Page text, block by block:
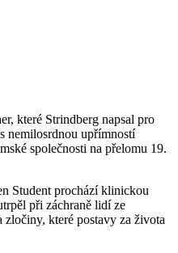
které Strindberg napsal pro
nemilosrdnou upřímností
společnosti na přelomu 19.
Student prochází klinickou
ěl při záchraně lidí ze
zločiny, které postavy za života